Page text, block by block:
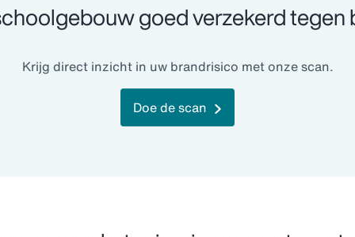
goed verzekerd tegen
Krijg direct inzicht in uw brandrisico met onze scan.
Doe de scan